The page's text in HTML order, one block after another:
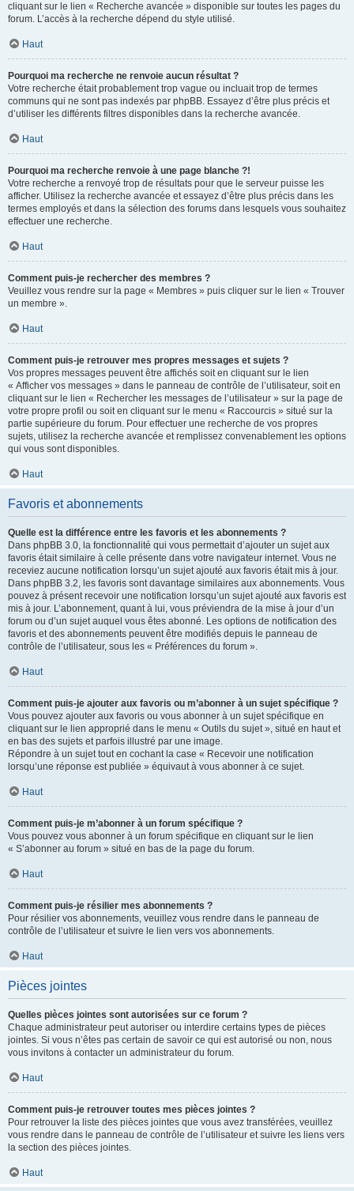
cliquant sur le lien « Recherche avancée » disponible sur toutes les pages du
forum. L’accès à la recherche dépend du style utilisé.
Haut
Pourquoi ma recherche ne renvoie aucun résultat ?
Votre recherche était probablement trop vague ou incluait trop de termes
communs qui ne sont pas indexés par phpBB. Essayez d’être plus précis et
d’utiliser les différents filtres disponibles dans la recherche avancée.
Haut
Pourquoi ma recherche renvoie à une page blanche ?!
Votre recherche a renvoyé trop de résultats pour que le serveur puisse les
afficher. Utilisez la recherche avancée et essayez d’être plus précis dans les
termes employés et dans la sélection des forums dans lesquels vous souhaitez
effectuer une recherche.
Haut
Comment puis-je rechercher des membres ?
Veuillez vous rendre sur la page « Membres » puis cliquer sur le lien « Trouver
un membre ».
Haut
Comment puis-je retrouver mes propres messages et sujets ?
Vos propres messages peuvent être affichés soit en cliquant sur le lien
« Afficher vos messages » dans le panneau de contrôle de l’utilisateur, soit en
cliquant sur le lien « Rechercher les messages de l’utilisateur » sur la page de
votre propre profil ou soit en cliquant sur le menu « Raccourcis » situé sur la
partie supérieure du forum. Pour effectuer une recherche de vos propres
sujets, utilisez la recherche avancée et remplissez convenablement les options
qui vous sont disponibles.
Haut
Favoris et abonnements
Quelle est la différence entre les favoris et les abonnements ?
Dans phpBB 3.0, la fonctionnalité qui vous permettait d’ajouter un sujet aux
favoris était similaire à celle présente dans votre navigateur internet. Vous ne
receviez aucune notification lorsqu’un sujet ajouté aux favoris était mis à jour.
Dans phpBB 3.2, les favoris sont davantage similaires aux abonnements. Vous
pouvez à présent recevoir une notification lorsqu’un sujet ajouté aux favoris est
mis à jour. L’abonnement, quant à lui, vous préviendra de la mise à jour d’un
forum ou d’un sujet auquel vous êtes abonné. Les options de notification des
favoris et des abonnements peuvent être modifiés depuis le panneau de
contrôle de l’utilisateur, sous les « Préférences du forum ».
Haut
Comment puis-je ajouter aux favoris ou m’abonner à un sujet spécifique ?
Vous pouvez ajouter aux favoris ou vous abonner à un sujet spécifique en
cliquant sur le lien approprié dans le menu « Outils du sujet », situé en haut et
en bas des sujets et parfois illustré par une image.
Répondre à un sujet tout en cochant la case « Recevoir une notification
lorsqu’une réponse est publiée » équivaut à vous abonner à ce sujet.
Haut
Comment puis-je m’abonner à un forum spécifique ?
Vous pouvez vous abonner à un forum spécifique en cliquant sur le lien
« S’abonner au forum » situé en bas de la page du forum.
Haut
Comment puis-je résilier mes abonnements ?
Pour résilier vos abonnements, veuillez vous rendre dans le panneau de
contrôle de l’utilisateur et suivre le lien vers vos abonnements.
Haut
Pièces jointes
Quelles pièces jointes sont autorisées sur ce forum ?
Chaque administrateur peut autoriser ou interdire certains types de pièces
jointes. Si vous n’êtes pas certain de savoir ce qui est autorisé ou non, nous
vous invitons à contacter un administrateur du forum.
Haut
Comment puis-je retrouver toutes mes pièces jointes ?
Pour retrouver la liste des pièces jointes que vous avez transférées, veuillez
vous rendre dans le panneau de contrôle de l’utilisateur et suivre les liens vers
la section des pièces jointes.
Haut